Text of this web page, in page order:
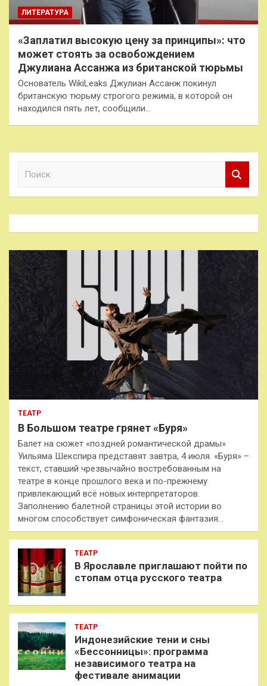
ЛИТЕРАТУРА
«Заплатил высокую цену за принципы»: что
может стоять за освобождением
Джулиана Ассанжа из британской тюрьмы
Основатель WikiLeaks Джулиан Ассанж покинул
британскую тюрьму строгого режима, в которой он
находился пять лет, сообщили…
к
ТЕАТР
В Большом театре грянет «Буря»
Балет на сюжет «поздней романтической драмы»
Уильяма Шекспира представят завтра, 4 июля. «Буря» –
текст, ставший чрезвычайно востребованным на
театре в конце прошлого века и по-прежнему
привлекающий всё новых интерпретаторов.
Заполнению балетной страницы этой истории во
многом способствует симфоническая фантазия…
ТЕАТР
В Ярославле приглашают пойти по
стопам отца русского театра
ТЕАТР
Индонезийские тени и сны
«Бессонницы»: программа
независимого театра на
фестивале анимации